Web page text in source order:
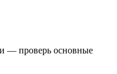
— проверь основные